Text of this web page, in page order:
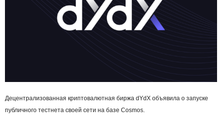
Децентрализованная криптовалютная биржа dYdX объявила о запуске
публичного тестнета своей сети на базе Cosmos.